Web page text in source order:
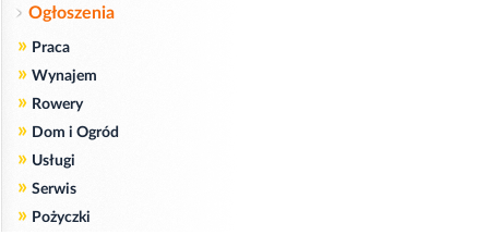
Ogłoszenia
» Praca
» Wynajem
» Rowery
» Dom i Ogród
» Usługi
» Serwis
» Pożyczki